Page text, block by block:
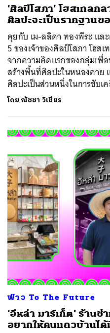
‘ศิลป์โสภา’ โฮสเทลก
ศิลปะจะเป็นรากฐาน
คุยกับ เม-ลลิดา ทองพีระ แล
5 ของเจ้าของศิลป์โสภา โฮส
จากความคิดแรกของกลุ่มเพื่
สร้างพื้นที่ศิลปะในหนองคาย
ศิลปะเป็นส่วนหนึ่งในการขับเ
โดย ณัชชา วิเชียร
ฟ่าว To The Future
‘อีหล่า มาร์เก็ต’ ร้าน
อยากให้คนแถวบ้านไ